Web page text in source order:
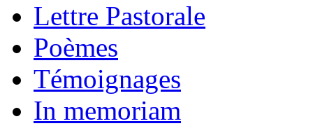
Lettre Pastorale
Poèmes
Témoignages
In memoriam